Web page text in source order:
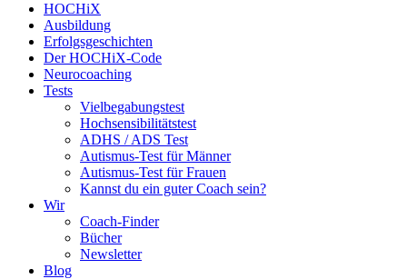
HOCHiX
Ausbildung
Erfolgsgeschichten
Der HOCHiX-Code
Neurocoaching
Tests
Vielbegabungstest
Hochsensibilitätstest
ADHS / ADS Test
Autismus-Test für Männer
Autismus-Test für Frauen
Kannst du ein guter Coach sein?
Wir
Coach-Finder
Bücher
Newsletter
Blog